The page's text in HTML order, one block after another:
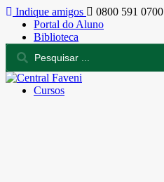
Indique amigos
0800 591 0700
Portal do Aluno
Biblioteca
Cursos